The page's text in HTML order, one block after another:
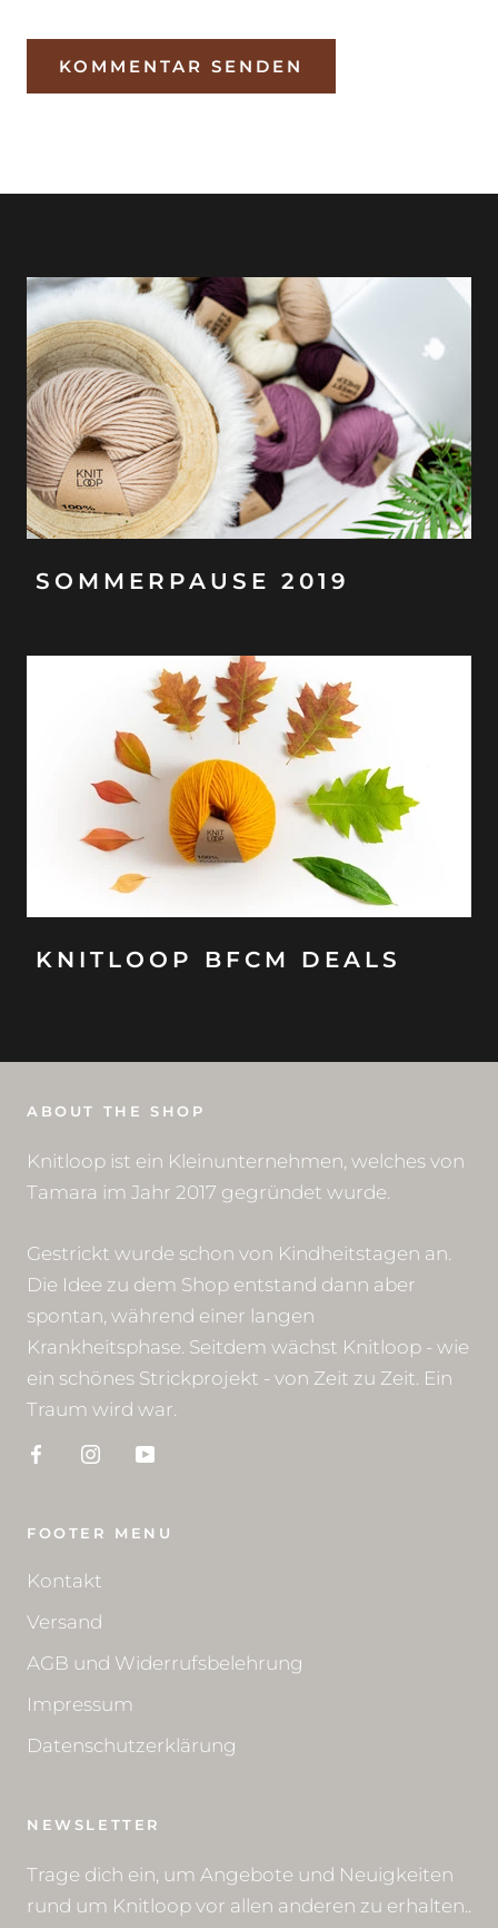
KOMMENTAR SENDEN
SOMMERPAUSE 2019
KNITLOOP BFCM DEALS
ABOUT THE SHOP
Knitloop ist ein Kleinunternehmen, welches von
Tamara im Jahr 2017 gegründet wurde.
Gestrickt wurde schon von Kindheitstagen an.
Die Idee zu dem Shop entstand dann aber
spontan, während einer langen
Krankheitsphase. Seitdem wächst Knitloop - wie
ein schönes Strickprojekt - von Zeit zu Zeit. Ein
Traum wird war.
FOOTER MENU
Kontakt
Versand
AGB und Widerrufsbelehrung
Impressum
Datenschutzerklärung
NEWSLETTER
Trage dich ein, um Angebote und Neuigkeiten
rund um Knitloop vor allen anderen zu erhalten..